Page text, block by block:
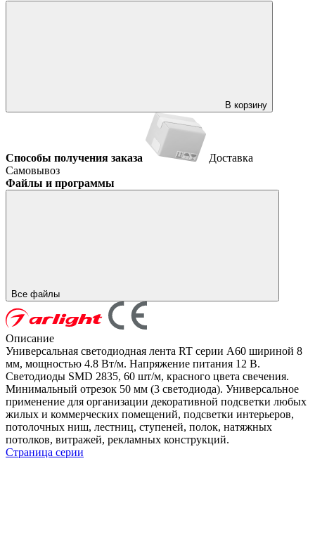
В корзину
Способы получения заказа
Доставка
Самовывоз
Файлы и программы
Все файлы
Описание
Универсальная светодиодная лента RT серии A60 шириной 8
мм, мощностью 4.8 Вт/м. Напряжение питания 12 В.
Светодиоды SMD 2835, 60 шт/м, красного цвета свечения.
Минимальный отрезок 50 мм (3 светодиода). Универсальное
применение для организации декоративной подсветки любых
жилых и коммерческих помещений, подсветки интерьеров,
потолочных ниш, лестниц, ступеней, полок, натяжных
потолков, витражей, рекламных конструкций.
Страница серии